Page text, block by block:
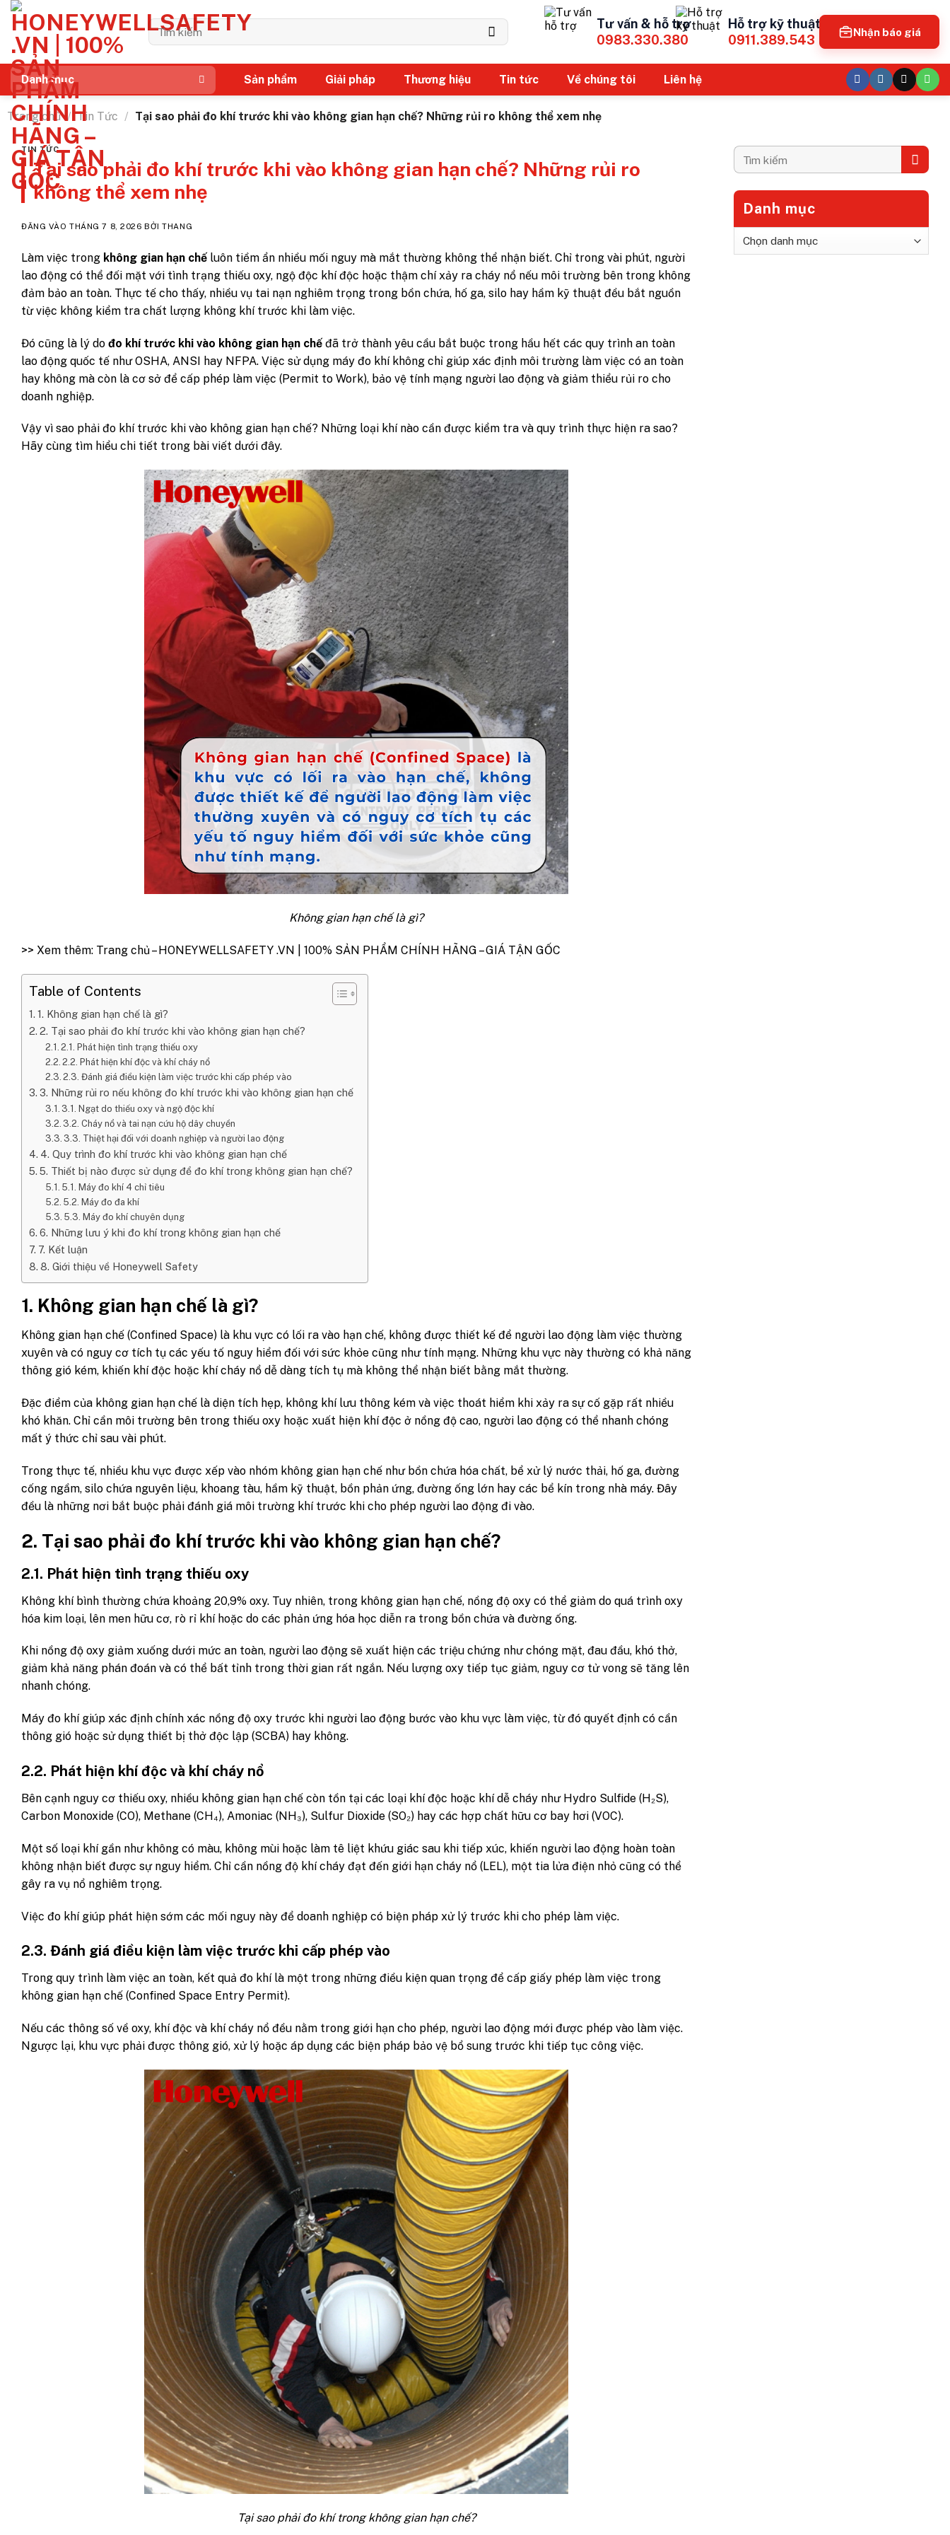
Bỏ
qua
dung
Tìm
kiếm:
Tư vấn & hỗ trợ
0983.330.380
Hỗ trợ kỹ thuật
0911.389.543
Nhận báo giá
Danh mục Sản phẩm Giải pháp Thương hiệu Tin tức Về chúng tôi Liên hệ
Trang chủ / Tin Tức / Tại sao phải đo khí trước khi vào không gian hạn chế? Những rủi ro không thể xem nhẹ
TIN TỨC
Tại sao phải đo khí trước khi vào không gian hạn chế? Những rủi ro
không thể xem nhẹ
ĐĂNG VÀOTHÁNG 7 8, 2026 BỞITHANG
Làm việc trong không gian hạn chế luôn tiềm ẩn nhiều mối nguy mà mắt thường không thể nhận biết. Chỉ trong vài phút, người
lao động có thể đối mặt với tình trạng thiếu oxy, ngộ độc khí độc hoặc thậm chí xảy ra cháy nổ nếu môi trường bên trong không
đảm bảo an toàn. Thực tế cho thấy, nhiều vụ tai nạn nghiêm trọng trong bồn chứa, hố ga, silo hay hầm kỹ thuật đều bắt nguồn
từ việc không kiểm tra chất lượng không khí trước khi làm việc.
Đó cũng là lý do đo khí trước khi vào không gian hạn chế đã trở thành yêu cầu bắt buộc trong hầu hết các quy trình an toàn
lao động quốc tế như OSHA, ANSI hay NFPA. Việc sử dụng máy đo khí không chỉ giúp xác định môi trường làm việc có an toàn
hay không mà còn là cơ sở để cấp phép làm việc (Permit to Work), bảo vệ tính mạng người lao động và giảm thiểu rủi ro cho
doanh nghiệp.
Vậy vì sao phải đo khí trước khi vào không gian hạn chế? Những loại khí nào cần được kiểm tra và quy trình thực hiện ra sao?
Hãy cùng tìm hiểu chi tiết trong bài viết dưới đây.
Không gian hạn chế là gì?
>> Xem thêm: Trang chủ – HONEYWELLSAFETY .VN | 100% SẢN PHẨM CHÍNH HÃNG – GIÁ TẬN GỐC
Table of Contents
1. Không gian hạn chế là gì?
2. Tại sao phải đo khí trước khi vào không gian hạn chế?
2.1. Phát hiện tình trạng thiếu oxy
2.2. Phát hiện khí độc và khí cháy nổ
2.3. Đánh giá điều kiện làm việc trước khi cấp phép vào
3. Những rủi ro nếu không đo khí trước khi vào không gian hạn chế
3.1. Ngạt do thiếu oxy và ngộ độc khí
3.2. Cháy nổ và tai nạn cứu hộ dây chuyền
3.3. Thiệt hại đối với doanh nghiệp và người lao động
4. Quy trình đo khí trước khi vào không gian hạn chế
5. Thiết bị nào được sử dụng để đo khí trong không gian hạn chế?
5.1. Máy đo khí 4 chỉ tiêu
5.2. Máy đo đa khí
5.3. Máy đo khí chuyên dụng
6. Những lưu ý khi đo khí trong không gian hạn chế
7. Kết luận
8. Giới thiệu về Honeywell Safety
1. Không gian hạn chế là gì?
Không gian hạn chế (Confined Space) là khu vực có lối ra vào hạn chế, không được thiết kế để người lao động làm việc thường
xuyên và có nguy cơ tích tụ các yếu tố nguy hiểm đối với sức khỏe cũng như tính mạng. Những khu vực này thường có khả năng
thông gió kém, khiến khí độc hoặc khí cháy nổ dễ dàng tích tụ mà không thể nhận biết bằng mắt thường.
Đặc điểm của không gian hạn chế là diện tích hẹp, không khí lưu thông kém và việc thoát hiểm khi xảy ra sự cố gặp rất nhiều
khó khăn. Chỉ cần môi trường bên trong thiếu oxy hoặc xuất hiện khí độc ở nồng độ cao, người lao động có thể nhanh chóng
mất ý thức chỉ sau vài phút.
Trong thực tế, nhiều khu vực được xếp vào nhóm không gian hạn chế như bồn chứa hóa chất, bể xử lý nước thải, hố ga, đường
cống ngầm, silo chứa nguyên liệu, khoang tàu, hầm kỹ thuật, bồn phản ứng, đường ống lớn hay các bể kín trong nhà máy. Đây
đều là những nơi bắt buộc phải đánh giá môi trường khí trước khi cho phép người lao động đi vào.
2. Tại sao phải đo khí trước khi vào không gian hạn chế?
2.1. Phát hiện tình trạng thiếu oxy
Không khí bình thường chứa khoảng 20,9% oxy. Tuy nhiên, trong không gian hạn chế, nồng độ oxy có thể giảm do quá trình oxy
hóa kim loại, lên men hữu cơ, rò rỉ khí hoặc do các phản ứng hóa học diễn ra trong bồn chứa và đường ống.
Khi nồng độ oxy giảm xuống dưới mức an toàn, người lao động sẽ xuất hiện các triệu chứng như chóng mặt, đau đầu, khó thở,
giảm khả năng phán đoán và có thể bất tỉnh trong thời gian rất ngắn. Nếu lượng oxy tiếp tục giảm, nguy cơ tử vong sẽ tăng lên
nhanh chóng.
Máy đo khí giúp xác định chính xác nồng độ oxy trước khi người lao động bước vào khu vực làm việc, từ đó quyết định có cần
thông gió hoặc sử dụng thiết bị thở độc lập (SCBA) hay không.
2.2. Phát hiện khí độc và khí cháy nổ
Bên cạnh nguy cơ thiếu oxy, nhiều không gian hạn chế còn tồn tại các loại khí độc hoặc khí dễ cháy như Hydro Sulfide (H₂S),
Carbon Monoxide (CO), Methane (CH₄), Amoniac (NH₃), Sulfur Dioxide (SO₂) hay các hợp chất hữu cơ bay hơi (VOC).
Một số loại khí gần như không có màu, không mùi hoặc làm tê liệt khứu giác sau khi tiếp xúc, khiến người lao động hoàn toàn
không nhận biết được sự nguy hiểm. Chỉ cần nồng độ khí cháy đạt đến giới hạn cháy nổ (LEL), một tia lửa điện nhỏ cũng có thể
gây ra vụ nổ nghiêm trọng.
Việc đo khí giúp phát hiện sớm các mối nguy này để doanh nghiệp có biện pháp xử lý trước khi cho phép làm việc.
2.3. Đánh giá điều kiện làm việc trước khi cấp phép vào
Trong quy trình làm việc an toàn, kết quả đo khí là một trong những điều kiện quan trọng để cấp giấy phép làm việc trong
không gian hạn chế (Confined Space Entry Permit).
Nếu các thông số về oxy, khí độc và khí cháy nổ đều nằm trong giới hạn cho phép, người lao động mới được phép vào làm việc.
Ngược lại, khu vực phải được thông gió, xử lý hoặc áp dụng các biện pháp bảo vệ bổ sung trước khi tiếp tục công việc.
Tại sao phải đo khí trong không gian hạn chế?
Danh mục
Danh